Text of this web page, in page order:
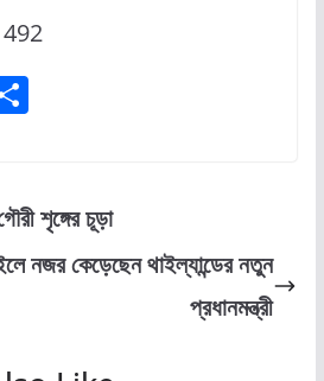
492
S
e
শৃঙ্গের চূড়া
নজর কেড়েছেন থাইল্যান্ডের নতুন
প্রধানমন্ত্রী